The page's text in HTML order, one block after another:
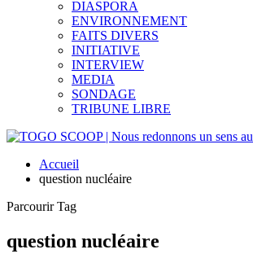
DIASPORA
ENVIRONNEMENT
FAITS DIVERS
INITIATIVE
INTERVIEW
MEDIA
SONDAGE
TRIBUNE LIBRE
Accueil
question nucléaire
Parcourir Tag
question nucléaire